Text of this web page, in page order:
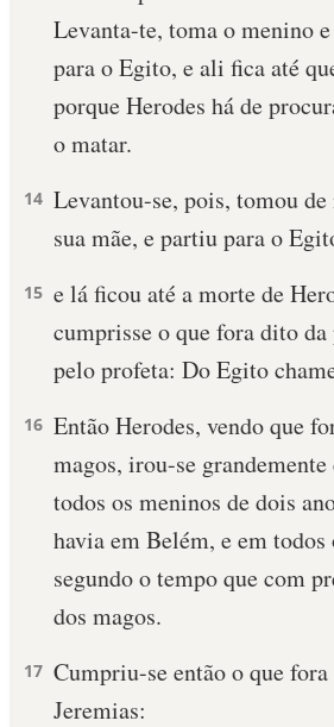
Levanta-te, toma o menino
para o Egito, e ali fica até
porque Herodes há de
o matar.
14 Levantou-se, pois, tomou
sua mãe, e partiu para o
15 e lá ficou até a morte de
cumprisse o que fora dito
pelo profeta: Do Egito
16 Então Herodes, vendo que
magos, irou-se
todos os meninos de dois
havia em Belém, e em todos
segundo o tempo que com
dos magos.
17 Cumpriu-se então o que
Jeremias: